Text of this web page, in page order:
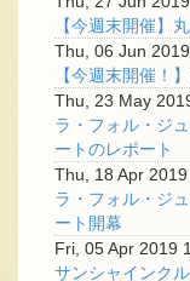
【今週末開催】
Thu, 06 Jun
【今週末開催！
Thu, 23 May
ラ・フォル・ジ
ートのレポート
Thu, 18 Apr
ラ・フォル・ジ
ート開幕
Fri, 05 Apr 2019
サンシャインク